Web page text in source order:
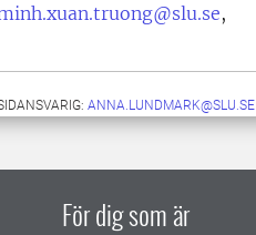
,
ANNA.LUNDMARK@SLU.SE
För dig som är